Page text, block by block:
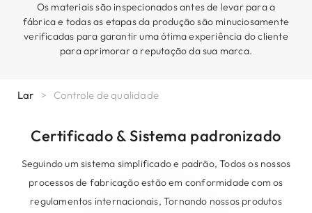
Os materiais são inspecionados antes de levar para a
fábrica e todas as etapas da produção são minuciosamente
verificadas para garantir uma ótima experiência do cliente
para aprimorar a reputação da sua marca.
Lar > Controle de qualidade
Certificado & Sistema padronizado
Seguindo um sistema simplificado e padrão, Todos os nossos
processos de fabricação estão em conformidade com os
regulamentos internacionais, Tornando nossos produtos